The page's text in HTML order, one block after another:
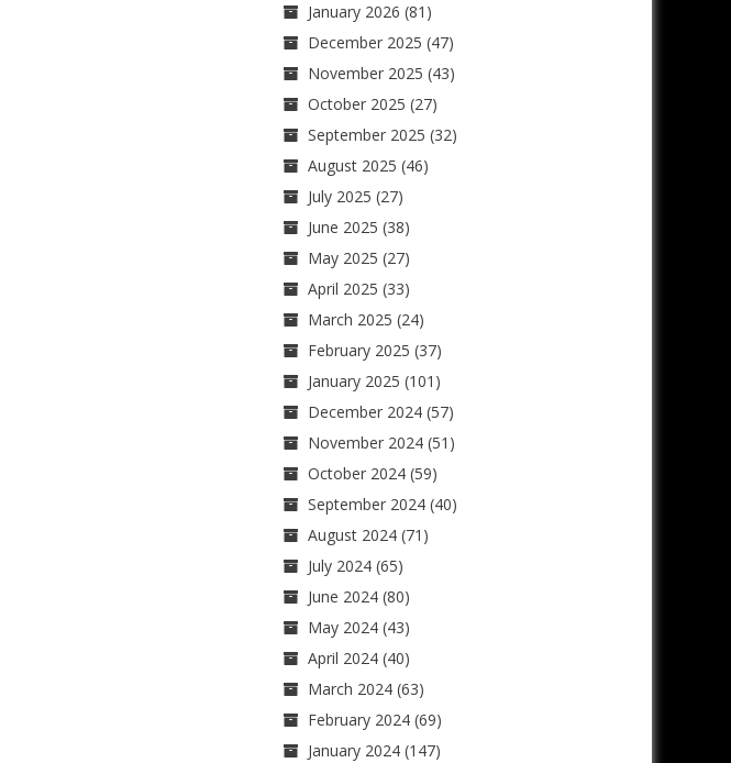
January 2026 (81)
December 2025 (47)
November 2025 (43)
October 2025 (27)
September 2025 (32)
August 2025 (46)
July 2025 (27)
June 2025 (38)
May 2025 (27)
April 2025 (33)
March 2025 (24)
February 2025 (37)
January 2025 (101)
December 2024(57)
November 2024(51)
October 2024(59)
September 2024(40)
August 2024(71)
July 2024(65)
June 2024(80)
May 2024(43)
April 2024(40)
March 2024(63)
February 2024(69)
January 2024(147)